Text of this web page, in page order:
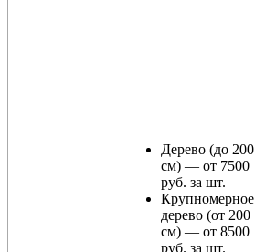
Дерево (до 200
см) — от 7500
руб. за шт.
Крупномерное
дерево (от 200
см) — от 8500
руб. за шт.